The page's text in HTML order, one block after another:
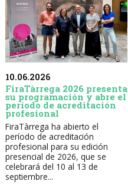
10.06.2026
FiraTàrrega 2026 presenta
su programación y abre el
período de acreditación
profesional
FiraTàrrega ha abierto el
período de acreditación
profesional para su edición
presencial de 2026, que se
celebrará del 10 al 13 de
septiembre...